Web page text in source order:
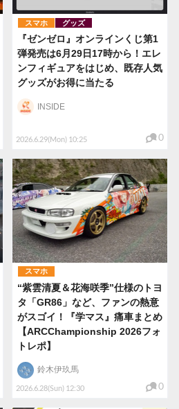
スマホ グッズ
『ゼンゼロ』オンラインくじ第1
弾発売は6月29日17時から！エレ
ンフィギュアをはじめ、既存人気
グッズがお得に当たる
2026.6.29(Mon) 10:25
INSIDE
0
スマホ
“紫雲清夏＆花海咲季”仕様のトヨ
タ「GR86」など、ファンの熱意
がスゴイ！『学マス』痛車まとめ
【ARCChampionship 2026フォ
トレポ】
2026.6.28(Sun) 12:30
鈴木伊玖馬
0